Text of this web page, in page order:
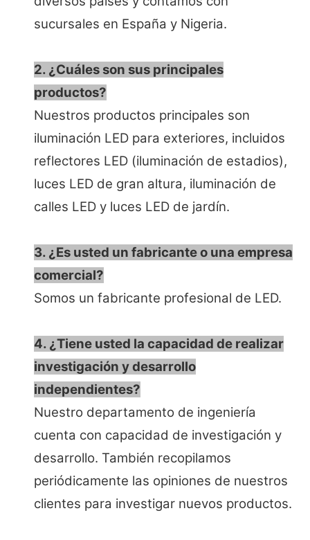
sucursales en España y Nigeria.
2. ¿Cuáles son sus principales
productos?
Nuestros productos principales son
iluminación LED para exteriores, incluidos
reflectores LED (iluminación de estadios),
luces LED de gran altura, iluminación de
calles LED y luces LED de jardín.
3. ¿Es usted un fabricante o una empresa
comercial?
Somos un fabricante profesional de LED.
4. ¿Tiene usted la capacidad de realizar
investigación y desarrollo
independientes?
Nuestro departamento de ingeniería
cuenta con capacidad de investigación y
desarrollo. También recopilamos
periódicamente las opiniones de nuestros
clientes para investigar nuevos productos.